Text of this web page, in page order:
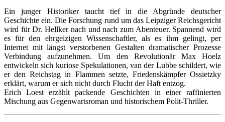
Ein junger Historiker taucht tief in die Abgründe deutscher
Geschichte ein. Die Forschung rund um das Leipziger Reichsgericht
wird für Dr. Hellker nach und nach zum Abenteuer. Spannend wird
es für den ehrgeizigen Wissenschaftler, als es ihm gelingt, per
Internet mit längst verstorbenen Gestalten dramatischer Prozesse
Verbindung aufzunehmen. Um den Revolutionär Max Hoelz
entwickeln sich kuriose Spekulationen, van der Lubbe schildert, wie
er den Reichstag in Flammen setzte, Friedenskämpfer Ossietzky
erklärt, warum er sich nicht durch Flucht der Haft entzog.
Erich Loest erzählt packende Geschichten in einer raffinierten
Mischung aus Gegenwartsroman und historischem Polit-Thriller.